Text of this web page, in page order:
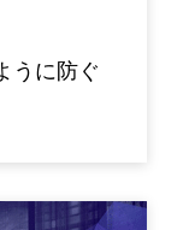
うに防ぐ